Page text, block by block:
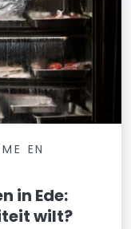
EN
in Ede:
wilt?